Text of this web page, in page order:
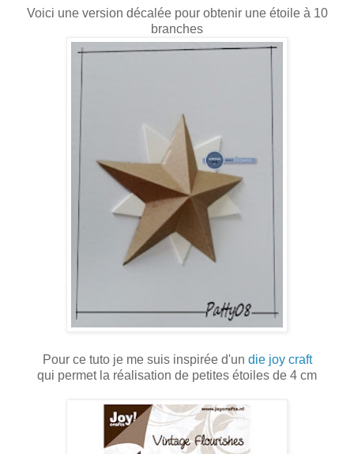
Voici une version décalée pour obtenir une étoile à 10
branches
Pour ce tuto je me suis inspirée d'un die joy craft
qui permet la réalisation de petites étoiles de 4 cm